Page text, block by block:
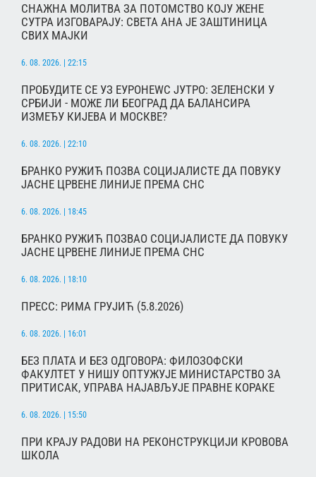
СНАЖНА МОЛИТВА ЗА ПОТОМСТВО КОЈУ ЖЕНЕ
СУТРА ИЗГОВАРАЈУ: СВЕТА АНА ЈЕ ЗАШТИНИЦА
СВИХ МАЈКИ
6. 08. 2026. | 22:15
ПРОБУДИТЕ СЕ УЗ ЕУРОНЕWС ЈУТРО: ЗЕЛЕНСКИ У
СРБИЈИ - МОЖЕ ЛИ БЕОГРАД ДА БАЛАНСИРА
ИЗМЕЂУ КИЈЕВА И МОСКВЕ?
6. 08. 2026. | 22:10
БРАНКО РУЖИЋ ПОЗВА СОЦИЈАЛИСТЕ ДА ПОВУКУ
ЈАСНЕ ЦРВЕНЕ ЛИНИЈЕ ПРЕМА СНС
6. 08. 2026. | 18:45
БРАНКО РУЖИЋ ПОЗВАО СОЦИЈАЛИСТЕ ДА ПОВУКУ
ЈАСНЕ ЦРВЕНЕ ЛИНИЈЕ ПРЕМА СНС
6. 08. 2026. | 18:10
ПРЕСС: РИМА ГРУЈИЋ (5.8.2026)
6. 08. 2026. | 16:01
БЕЗ ПЛАТА И БЕЗ ОДГОВОРА: ФИЛОЗОФСКИ
ФАКУЛТЕТ У НИШУ ОПТУЖУЈЕ МИНИСТАРСТВО ЗА
ПРИТИСАК, УПРАВА НАЈАВЉУЈЕ ПРАВНЕ КОРАКЕ
6. 08. 2026. | 15:50
ПРИ КРАЈУ РАДОВИ НА РЕКОНСТРУКЦИЈИ КРОВОВА
ШКОЛА